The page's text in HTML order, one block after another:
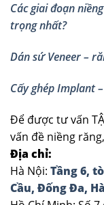
Các giai đoạn
trọng nhất?
Dán sứ Veneer –
Cấy ghép Implant
Để được tư vấn
vấn đề niềng
Địa chỉ:
Hà Nội: Tầng 6,
Cầu, Đống Đa,